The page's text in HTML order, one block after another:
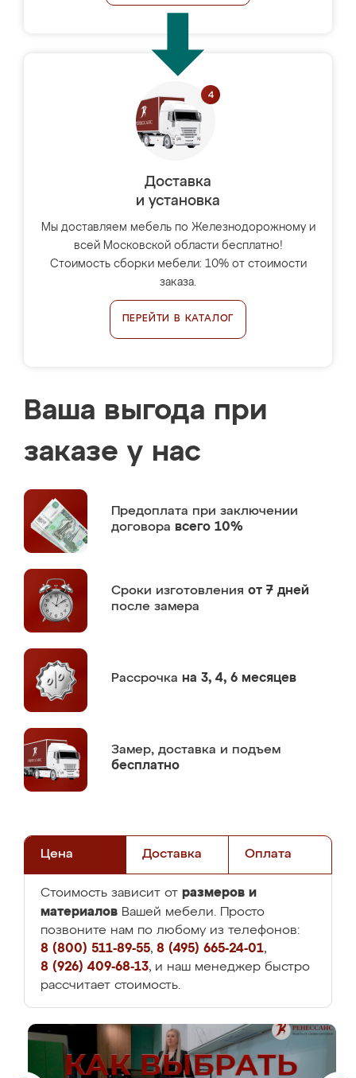
Доставка
и установка
Мы доставляем мебель по Железнодорожному и
всей Московской области бесплатно!
Стоимость сборки мебели: 10% от стоимости
заказа.
ПЕРЕЙТИ В КАТАЛОГ
Ваша выгода при
заказе у нас
Предоплата при заключении
договора всего 10%
Сроки изготовления от 7 дней
после замера
Рассрочка на 3, 4, 6 месяцев
Замер, доставка и подъем
бесплатно
Цена Доставка Оплата
Стоимость зависит от размеров и
материалов Вашей мебели. Просто
позвоните нам по любому из телефонов:
8 (800) 511-89-55, 8 (495) 665-24-01,
8 (926) 409-68-13, и наш менеджер быстро
рассчитает стоимость.